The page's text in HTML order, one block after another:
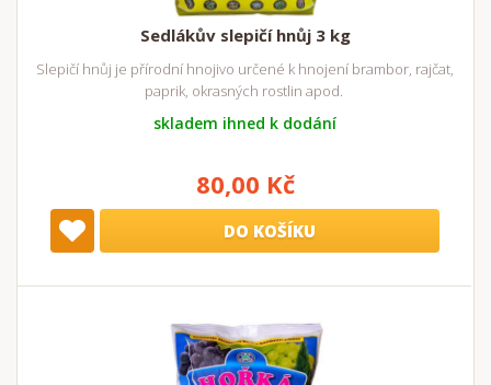
Sedlákův slepičí hnůj 3 kg
Slepičí hnůj je přírodní hnojivo určené k hnojení brambor, rajčat,
paprik, okrasných rostlin apod.
skladem ihned k dodání
80,00 Kč
DO KOŠÍKU